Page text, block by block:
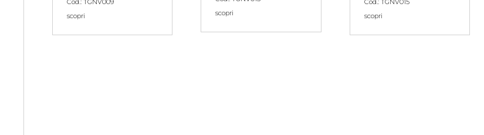
Cod.: TGNV009
scopri
scopri
Cod.: TGNV015
scopri